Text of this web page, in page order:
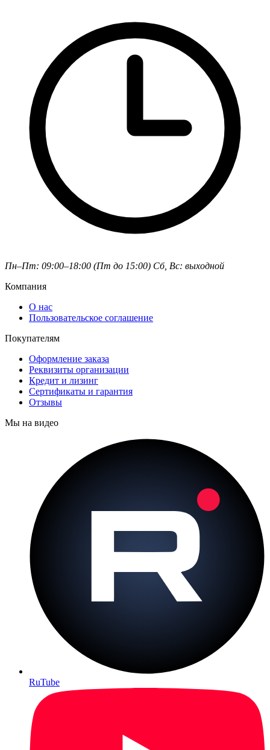
Пн–Пт: 09:00–18:00 (Пт до 15:00) Сб, Вс: выходной
Компания
О нас
Пользовательское соглашение
Покупателям
Оформление заказа
Реквизиты организации
Кредит и лизинг
Сертификаты и гарантия
Отзывы
Мы на видео
RuTube